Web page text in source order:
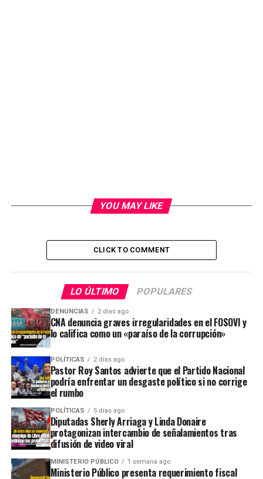
YOU MAY LIKE
CLICK TO COMMENT
LO ÚLTIMO POPULARES
DENUNCIAS 2 días ago
CNA denuncia graves irregularidades en el FOSOVI y
lo califica como un «paraíso de la corrupción»
POLÍTICAS 2 días ago
Pastor Roy Santos advierte que el Partido Nacional
podría enfrentar un desgaste político si no corrige
el rumbo
POLÍTICAS 5 días ago
Diputadas Sherly Arriaga y Linda Donaire
protagonizan intercambio de señalamientos tras
difusión de video viral
MINISTERIO PÚBLICO 1 semana ago
Ministerio Público presenta requerimiento fiscal